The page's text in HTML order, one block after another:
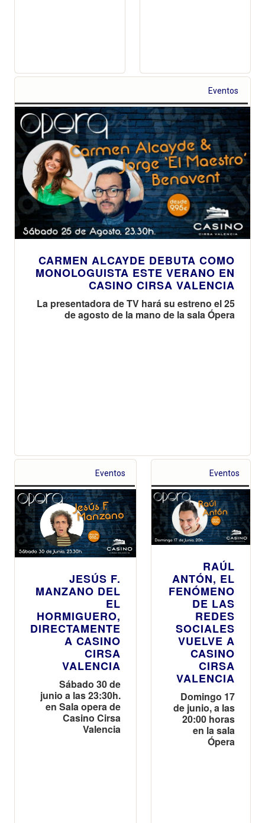
Eventos
CARMEN ALCAYDE DEBUTA COMO
MONOLOGUISTA ESTE VERANO EN
CASINO CIRSA VALENCIA
La presentadora de TV hará su estreno el 25
de agosto de la mano de la sala Ópera
Eventos
JESÚS F.
MANZANO DEL
EL
HORMIGUERO,
DIRECTAMENTE
A CASINO
CIRSA
VALENCIA
Sábado 30 de
junio a las 23:30h.
en Sala opera de
Casino Cirsa
Valencia
Eventos
RAÚL
ANTÓN, EL
FENÓMENO
DE LAS
REDES
SOCIALES
VUELVE A
CASINO
CIRSA
VALENCIA
Domingo 17
de junio, a las
20:00 horas
en la sala
Ópera